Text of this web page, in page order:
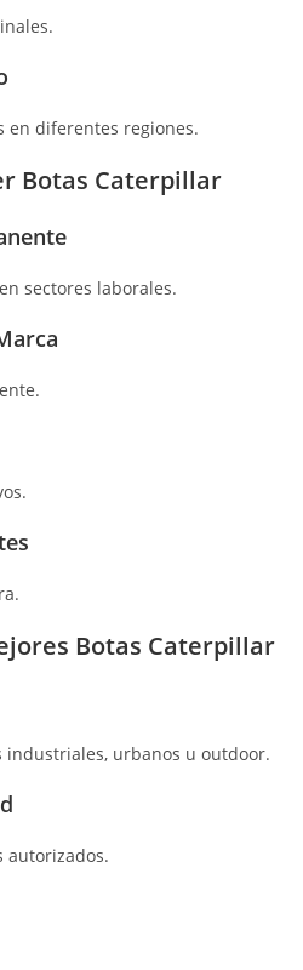
en diferentes regiones.
Botas Caterpillar
sectores laborales.
Botas Caterpillar
industriales, urbanos u outdoor.
autorizados.